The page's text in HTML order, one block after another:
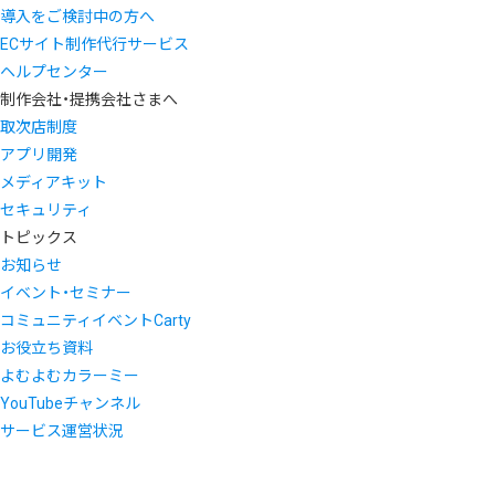
導入をご検討中の方へ
ECサイト制作代行サービス
ヘルプセンター
制作会社・提携会社さまへ
取次店制度
アプリ開発
メディアキット
セキュリティ
トピックス
お知らせ
イベント・セミナー
コミュニティイベントCarty
お役立ち資料
よむよむカラーミー
YouTubeチャンネル
サービス運営状況